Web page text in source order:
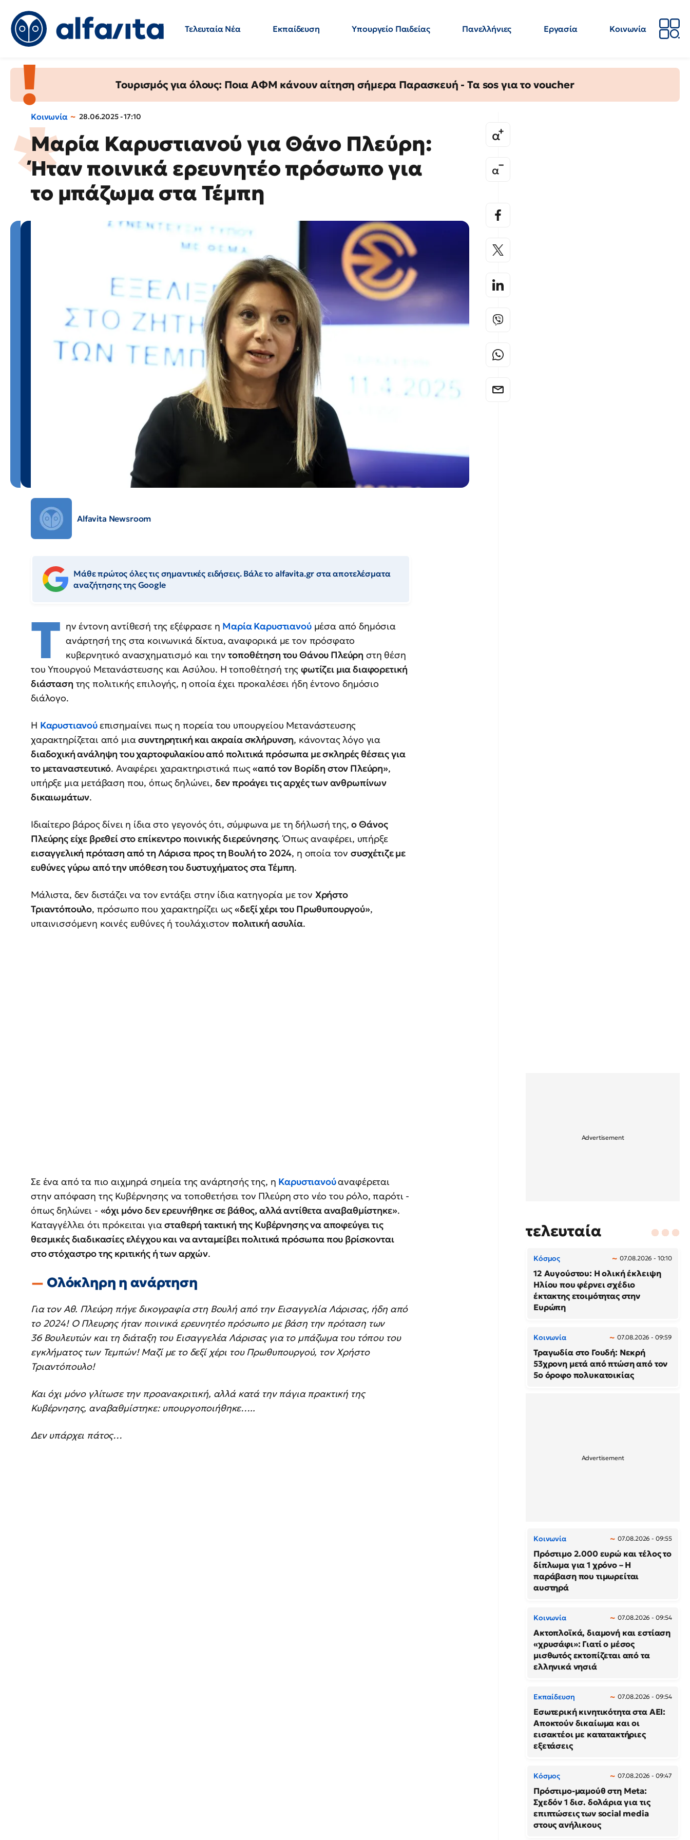
Τελευταία Νέα Εκπαίδευση Υπουργείο Παιδείας Πανελλήνιες Εργασία
Κοινωνία
Τουρισμός για όλους: Ποια ΑΦΜ κάνουν αίτηση σήμερα Παρασκευή - Τα sos για το voucher
Κοινωνία 28.06.2025 - 17:10
Μαρία Καρυστιανού για Θάνο Πλεύρη:
Ήταν ποινικά ερευνητέο πρόσωπο για
το μπάζωμα στα Τέμπη
Alfavita Newsroom
Μάθε πρώτος όλες τις σημαντικές ειδήσεις. Βάλε το alfavita.gr στα αποτελέσματα
αναζήτησης της Google
Τ ην έντονη αντίθεσή της εξέφρασε η Μαρία Καρυστιανούμέσα από δημόσια
ανάρτησή της στα κοινωνικά δίκτυα, αναφορικά με τον πρόσφατο
κυβερνητικό ανασχηματισμό και τηντοποθέτηση του Θάνου Πλεύρη στη θέση
του Υπουργού Μετανάστευσης και Ασύλου. Η τοποθέτησή τηςφωτίζει μια διαφορετική
διάσταση της πολιτικής επιλογής, η οποία έχει προκαλέσει ήδη έντονο δημόσιο
διάλογο.
Η Καρυστιανούεπισημαίνει πως η πορεία του υπουργείου Μετανάστευσης
χαρακτηρίζεται από μιασυντηρητική και ακραία σκλήρυνση, κάνοντας λόγο για
διαδοχική ανάληψη του χαρτοφυλακίου από πολιτικά πρόσωπα με σκληρές θέσεις για
το μεταναστευτικό. Αναφέρει χαρακτηριστικά πως«από τον Βορίδη στον Πλεύρη»,
υπήρξε μια μετάβαση που, όπως δηλώνει, δεν προάγει τις αρχές των ανθρωπίνων
δικαιωμάτων.
Ιδιαίτερο βάρος δίνει η ίδια στο γεγονός ότι, σύμφωνα με τη δήλωσή της,ο Θάνος
Πλεύρης είχε βρεθεί στο επίκεντρο ποινικής διερεύνησης. Όπως αναφέρει, υπήρξε
εισαγγελική πρόταση από τη Λάρισα προς τη Βουλή το 2024, η οποία τον συσχέτιζε με
ευθύνες γύρω από την υπόθεση του δυστυχήματος στα Τέμπη.
Μάλιστα, δεν διστάζει να τον εντάξει στην ίδια κατηγορία με τον Χρήστο
Τριαντόπουλο, πρόσωπο που χαρακτηρίζει ως«δεξί χέρι του Πρωθυπουργού»,
υπαινισσόμενη κοινές ευθύνες ή τουλάχιστονπολιτική ασυλία.
Σε ένα από τα πιο αιχμηρά σημεία της ανάρτησής της, η Καρυστιανούαναφέρεται
στην απόφαση της Κυβέρνησης να τοποθετήσει τον Πλεύρη στο νέο του ρόλο, παρότι -
όπως δηλώνει - «όχι μόνο δεν ερευνήθηκε σε βάθος, αλλά αντίθετα αναβαθμίστηκε».
Καταγγέλλει ότι πρόκειται γιασταθερή τακτική της Κυβέρνησης να αποφεύγει τις
θεσμικές διαδικασίες ελέγχου και να ανταμείβει πολιτικά πρόσωπα που βρίσκονται
στο στόχαστρο της κριτικής ή των αρχών.
Ολόκληρη η ανάρτηση
Για τον Αθ. Πλεύρη πήγε δικογραφία στη Βουλή από την Εισαγγελία Λάρισας, ήδη από
το 2024! Ο Πλευρης ήταν ποινικά ερευνητέο πρόσωπο με βάση την πρόταση των
36 Βουλευτών και τη διάταξη του Εισαγγελέα Λάρισας για το μπάζωμα του τόπου του
εγκλήματος των Τεμπών! Μαζί με το δεξί χέρι του Πρωθυπουργού, τον Χρήστο
Τριαντόπουλο!
Και όχι μόνο γλίτωσε την προανακριτική, αλλά κατά την πάγια πρακτική της
Κυβέρνησης, αναβαθμίστηκε: υπουργοποιήθηκε…..
Δεν υπάρχει πάτος…
τελευταία
Κόσμος 07.08.2026 - 10:10
12 Αυγούστου: Η ολική έκλειψη
Ηλίου που φέρνει σχέδιο
έκτακτης ετοιμότητας στην
Ευρώπη
Κοινωνία 07.08.2026 - 09:59
Τραγωδία στο Γουδή: Νεκρή
53χρονη μετά από πτώση από τον
5ο όροφο πολυκατοικίας
Κοινωνία 07.08.2026 - 09:55
Πρόστιμο 2.000 ευρώ και τέλος το
δίπλωμα για 1 χρόνο – Η
παράβαση που τιμωρείται
αυστηρά
Κοινωνία 07.08.2026 - 09:54
Ακτοπλοϊκά, διαμονή και εστίαση
«χρυσάφι»: Γιατί ο μέσος
μισθωτός εκτοπίζεται από τα
ελληνικά νησιά
Εκπαίδευση 07.08.2026 - 09:54
Εσωτερική κινητικότητα στα ΑΕΙ:
Αποκτούν δικαίωμα και οι
εισακτέοι με κατατακτήριες
εξετάσεις
Κόσμος 07.08.2026 - 09:47
Πρόστιμο-μαμούθ στη Meta:
Σχεδόν 1 δισ. δολάρια για τις
επιπτώσεις των social media
στους ανήλικους